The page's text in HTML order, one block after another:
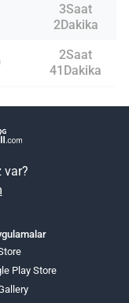
3Saat
2Dakika
2Saat
41Dakika
var?
Play Store